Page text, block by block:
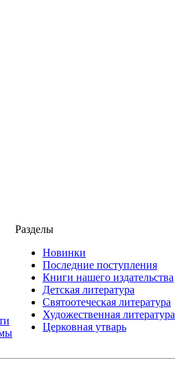
Разделы
Новинки
Последние поступления
Книги нашего издательства
Детская литература
Святоотеческая литература
Художественная литература
Церковная утварь